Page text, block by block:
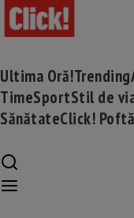
Ultima Oră!Trending
TimeSportStil de
SănătateClick!